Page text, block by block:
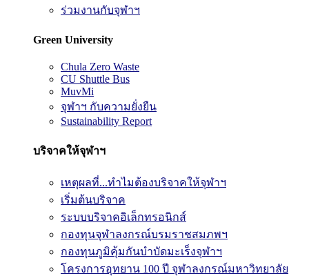
ร่วมงานกับจุฬาฯ
Green University
Chula Zero Waste
CU Shuttle Bus
MuvMi
จุฬาฯ กับความยั่งยืน
Sustainability Report
บริจาคให้จุฬาฯ
เหตุผลที่...ทำไมต้องบริจาคให้จุฬาฯ
เริ่มต้นบริจาค
ระบบบริจาคอิเล็กทรอนิกส์
กองทุนจุฬาลงกรณ์บรมราชสมภพฯ
กองทุนภูมิคุ้มกันบำบัดมะเร็งจุฬาฯ
โครงการอุทยาน 100 ปี จุฬาลงกรณ์มหาวิทยาลัย